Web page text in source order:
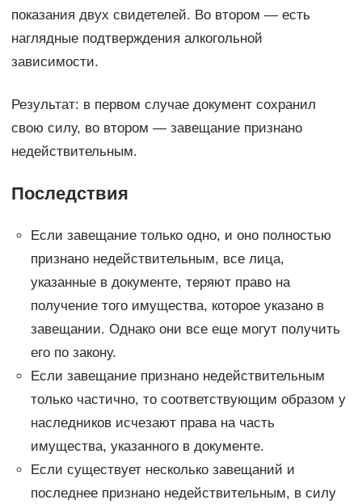
показания двух свидетелей. Во втором — есть
наглядные подтверждения алкогольной
зависимости.
Результат: в первом случае документ сохранил
свою силу, во втором — завещание признано
недействительным.
Последствия
Если завещание только одно, и оно полностью
признано недействительным, все лица,
указанные в документе, теряют право на
получение того имущества, которое указано в
завещании. Однако они все еще могут получить
его по закону.
Если завещание признано недействительным
только частично, то соответствующим образом у
наследников исчезают права на часть
имущества, указанного в документе.
Если существует несколько завещаний и
последнее признано недействительным, в силу